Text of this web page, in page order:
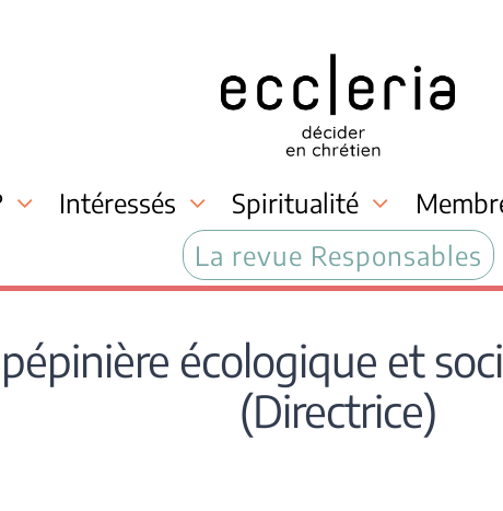
Intéressés Spiritualité
La revue Responsables
écologique et
(Directrice)